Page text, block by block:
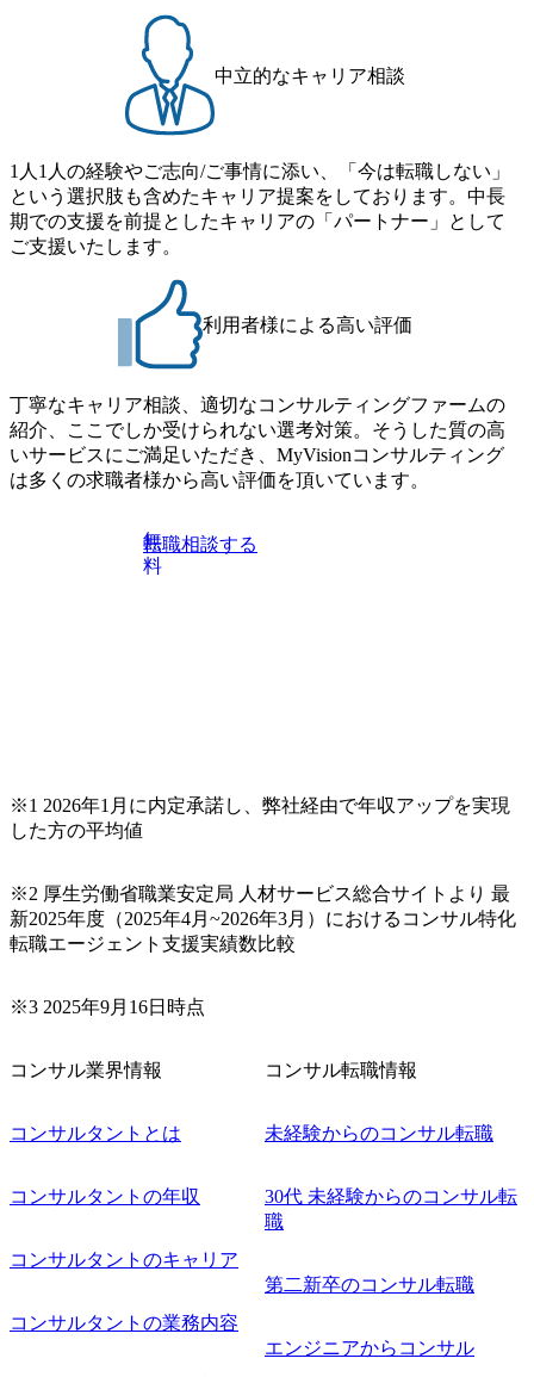
流工程、先端技術を学べる環境 【コンサルファーム経験
者】 ・専門領域に軸足を置きながら、他領域にもチャレン
ジできる環境 ・タイトルアップでのオファー ・現職ファー
ムより高いオファー年収 ・実力主義でプロモーションでき
る（ダブルスキップもあり） ・週に1度のアサインｍｔｇで
果、なりたいキャリアを反映できるｐｊにアサインしても
らえる ・シンプレクスというテクノロジーに強い部隊がい
るため、エンジニアの視点からも協業しクライアントへ価
値提供できる ・デリバリー中心の案件もあればセールス中
心の案件もあり、個々の裁量や得意領域に合わせた売り上
げの立て方を選べる ここ1年で社員数60名⇒100名超、売上
今期18億円⇒来期30億円（いずれも約170％アップ）と急成
長中のファームである また、成長中ファームのため優秀な
上司の近くで働けるチャンスも多い(ボストン・コンサルテ
ィング・グループ出身者等 (https://www.xspear.co.jp/member/ta
keto_kajita/)） 多様なメンバー、多様なプロジェクトによる
自己成長機会が多く、新たなチャレンジが可能 100名規模に
も関わらず、外資系戦略コンサルティングファームや総合
り、常に刺激を受けながらプロジェクトワークが可能 総合
コンサルティングファームの名の通り、全方位のクライア
サルティングファームの立ち上げフェーズに関わることが
できる 豊富な経験を持つコンサル経験者の場合は、自らチ
ーションの開発 など) シンプレクスの顧客基盤、エンジニ
アケイパビリティを活かた確度の高い事業立ち上げが経験
できる 2026年8月21日(金) 19:30〜21:30 (19:20開場) 2026年8
く可能性がございます。 このたび、ファーム経験者の方を
できる機会ですので、ぜひご参加ください。 当日はXspear
名参加する予定です！ ●費用 : 無料 虎ノ門ヒルズ付近 ※詳
している方
度など】 独身寮：富山事業所の近くに、白風寮と青風寮の2
つの寮があり、以下の入居基準を満たす方が入居可能で
す。 ＜入居基準＞ ・満33歳までの独身者 ・自宅から勤務地
までの通勤総時間が2時間を超えること 住宅手当： 本社の
近くには独身寮や社宅等が無いため、条件を満たす方には
住宅手当を支給します。 また、独身寮は男性のみの入居と
なるため、入居基準を満たす女性には住宅手当を支給しま
す。 住宅手当は、一般賃貸物件を従業員が契約し、規程で
定める金額を会社が支払います。 その他： 採用時や転勤等
による引っ越し費用は、会社が負担します。 2026年8月18日
(火) 19:00～20:00 2026年8月13日(木) 16:00 応募をご検討され
ている方を対象に、会社説明会を実施予定です。 ● 求人名
・【富山】半導体製造装置の生産エンジニア(製造・生産工
程の管理業務) ※主任候補・リーダークラス ・【砺波】半
導体製造装置の生産エンジニア(製造・生産工程の管理業務)
※顔出しは不要です。ご質問頂く際のみ、顔出ししていた
だければと存じます。
中立的なキャリア相談
1人1人の経験やご志向/ご事情に添い、「今は転職しない」
という選択肢も含めたキャリア提案をしております。中長
期での支援を前提としたキャリアの「パートナー」として
ご支援いたします。
利用者様による高い評価
丁寧なキャリア相談、適切なコンサルティングファームの
紹介、ここでしか受けられない選考対策。そうした質の高
いサービスにご満足いただき、MyVisionコンサルティング
は多くの求職者様から高い評価を頂いています。
無
料
転職相談する
※1 2026年1月に内定承諾し、弊社経由で年収アップを実現
した方の平均値
※2 厚生労働省職業安定局 人材サービス総合サイトより 最
新2025年度（2025年4月~2026年3月）におけるコンサル特化
転職エージェント支援実績数比較
※3 2025年9月16日時点
コンサル業界情報
コンサルタントとは
コンサルタントの年収
コンサルタントのキャリア
コンサルタントの業務内容
コンサル転職情報
未経験からのコンサル転職
30代 未経験からのコンサル転
職
第二新卒のコンサル転職
エンジニアからコンサル